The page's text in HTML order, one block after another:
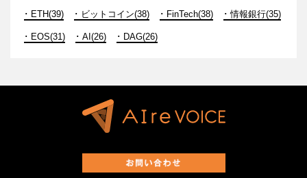
ETH(39) ビットコイン(38) FinTech(38) 情報銀行(35)
EOS(31) AI(26) DAG(26)